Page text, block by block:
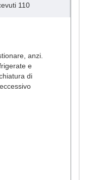
110
anzi.
e
di